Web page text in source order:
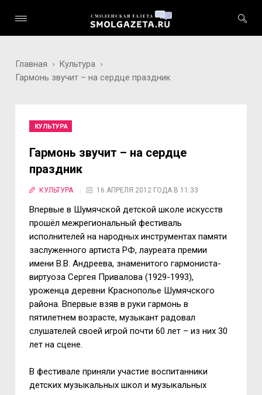
Главная
Культура
Гармонь звучит – на сердце праздник
КУЛЬТУРА
Гармонь звучит – на сердце
праздник
КУЛЬТУРА 16 АПРЕЛЯ 2012 ГОДА В 11:33
Впервые в Шумячской детской школе искусств
прошёл межрегиональный фестиваль
исполнителей на народных инструментах памяти
заслуженного артиста РФ, лауреата премии
имени В.В. Андреева, знаменитого гармониста-
виртуоза Сергея Привалова (1929-1993),
уроженца деревни Краснополье Шумячского
района. Впервые взяв в руки гармонь в
пятилетнем возрасте, музыкант радовал
слушателей своей игрой почти 60 лет – из них 30
лет на сцене.
В фестивале приняли участие воспитанники
детских музыкальных школ и музыкальных